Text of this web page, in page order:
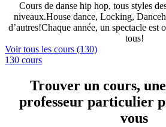
Cours de danse hip hop, tous styles
niveaux.House dance, Locking,
d’autres!Chaque année, un spectacle est
tous!
Voir tous les cours (130)
130 cours
Trouver un cours,
professeur particulier
vous